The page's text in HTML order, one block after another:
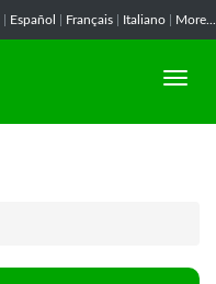
Español Français Italiano More...